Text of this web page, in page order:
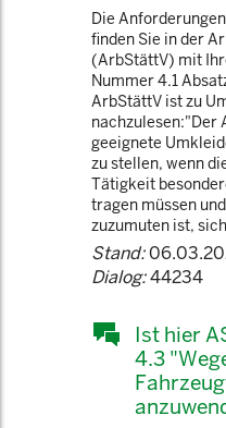
Die
finden Sie in der
(ArbStättV) mit
Nummer 4.1
ArbStättV ist zu
nachzulesen:"Der
geeignete
zu stellen, wenn
Tätigkeit
tragen müssen
zuzumuten ist,
Stand:
Dialog:44234
Ist hier
4.3